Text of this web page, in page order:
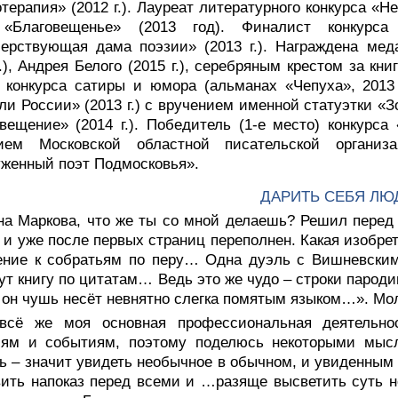
(2012 г.). Лауреат литературного конкурса
«Благовещенье» (2013 год). Финалист
дама поэзии» (2013 г.). Награждена
Андрея Белого (2015 г.), серебряным крестом за
конкурса сатиры и юмора (альманах «Чепуха»,
России» (2013 г.) с вручением именной статуэтки
(2014 г.). Победитель (1-е место)
Московской областной писательской
поэт Подмосковья».
ДАРИТЬ СЕБЯ
Маркова, что же ты со мной делаешь? Решил перед
уже после первых страниц переполнен. Какая
к собратьям по перу… Одна дуэль с
книгу по цитатам… Ведь это же чудо – строки
он чушь несёт невнятно слегка помятым языком…».
же моя основная профессиональная
и событиям, поэтому поделюсь некоторыми
– значит увидеть необычное в обычном, и
напоказ перед всеми и …разяще высветить суть